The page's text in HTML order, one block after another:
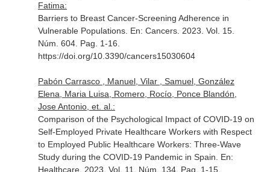
Fatima:
Barriers to Breast Cancer-Screening Adherence in
Vulnerable Populations. En: Cancers. 2023. Vol. 15.
Núm. 604. Pag. 1-16.
https://doi.org/10.3390/cancers15030604
Pabón Carrasco , Manuel, Vilar , Samuel, González
Elena, Maria Luisa, Romero, Rocío, Ponce Blandón,
Jose Antonio, et. al.:
Comparison of the Psychological Impact of COVID-19 on
Self-Employed Private Healthcare Workers with Respect
to Employed Public Healthcare Workers: Three-Wave
Study during the COVID-19 Pandemic in Spain. En:
Healthcare. 2023. Vol. 11. Núm. 134. Pag. 1-15.